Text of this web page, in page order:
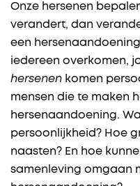
Onze hersenen
verandert, dan
een
iedereen overkomen,
hersenen komen
mensen die te maken
hersenaandoening.
persoonlijkheid? Hoe
naasten? En hoe
samenleving omgaan